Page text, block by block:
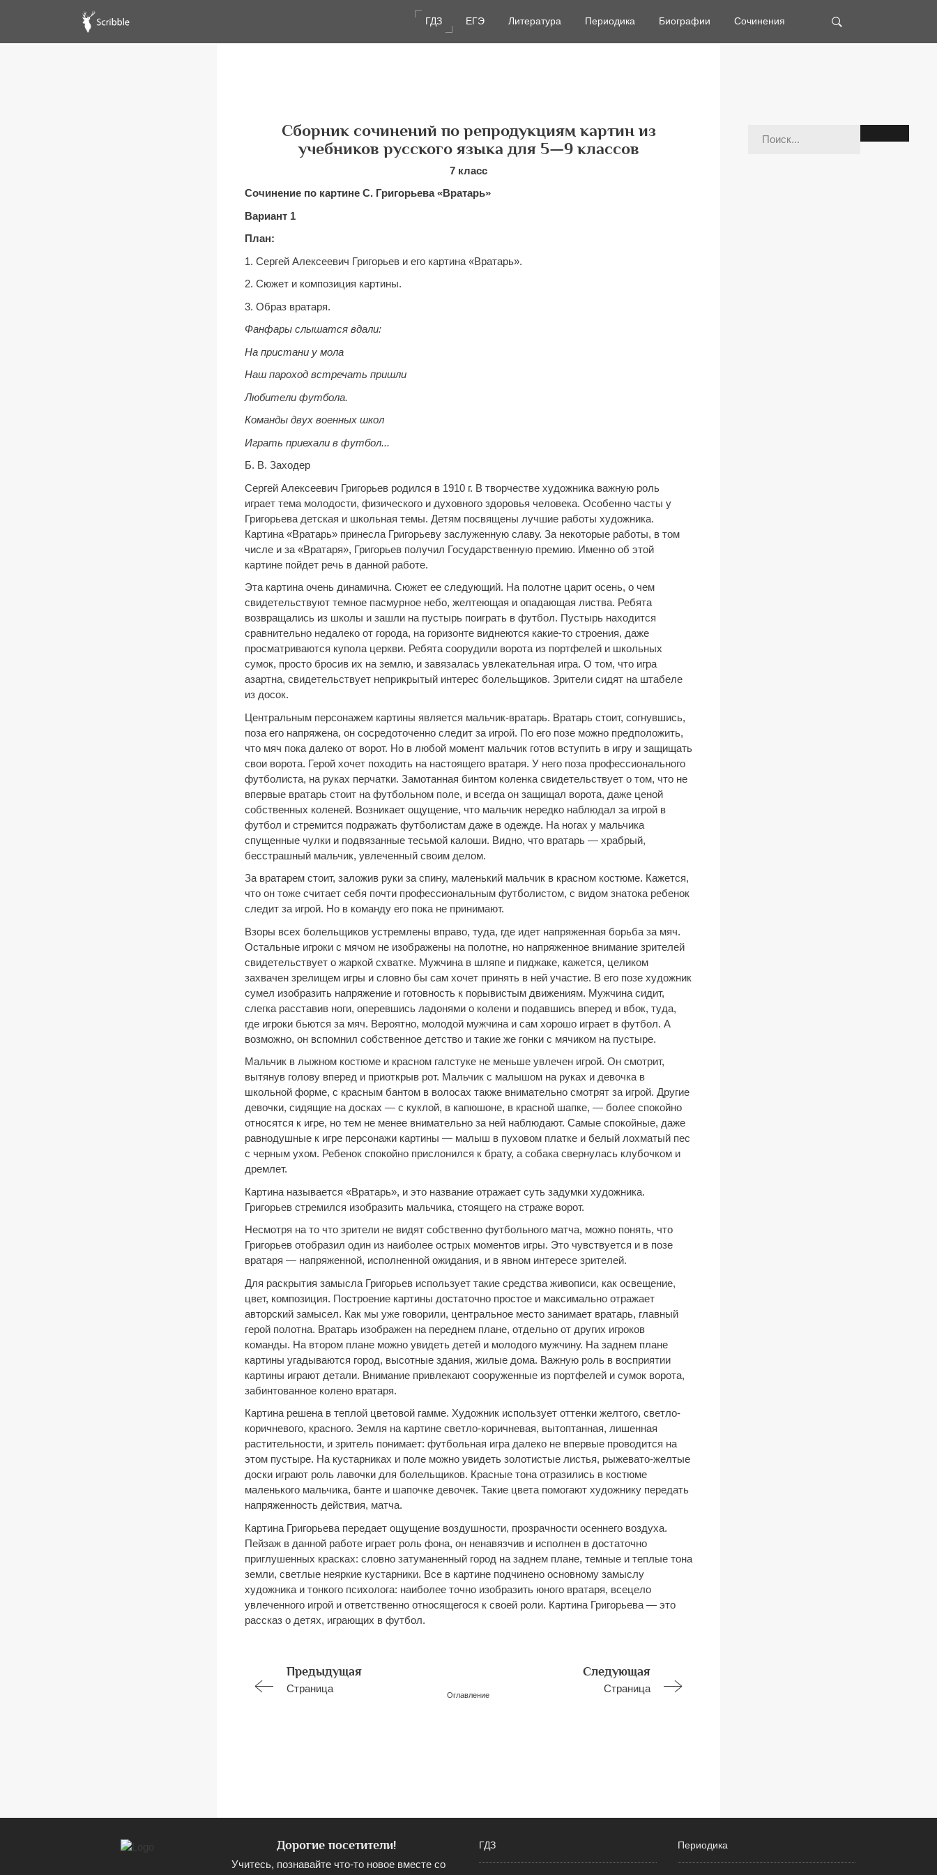
ГДЗ ЕГЭ Литература Периодика Биографии Сочинения
Сборник сочинений по репродукциям картин из
учебников русского языка для 5—9 классов
7 класс
Сочинение по картине С. Григорьева «Вратарь»
Вариант 1
План:
1. Сергей Алексеевич Григорьев и его картина «Вратарь».
2. Сюжет и композиция картины.
3. Образ вратаря.
Фанфары слышатся вдали:
На пристани у мола
Наш пароход встречать пришли
Любители футбола.
Команды двух военных школ
Играть приехали в футбол...
Б. В. Заходер
Сергей Алексеевич Григорьев родился в 1910 г. В творчестве художника важную роль
играет тема молодости, физического и духовного здоровья человека. Особенно часты у
Григорьева детская и школьная темы. Детям посвящены лучшие работы художника.
Картина «Вратарь» принесла Григорьеву заслуженную славу. За некоторые работы, в том
числе и за «Вратаря», Григорьев получил Государственную премию. Именно об этой
картине пойдет речь в данной работе.
Эта картина очень динамична. Сюжет ее следующий. На полотне царит осень, о чем
свидетельствуют темное пасмурное небо, желтеющая и опадающая листва. Ребята
возвращались из школы и зашли на пустырь поиграть в футбол. Пустырь находится
сравнительно недалеко от города, на горизонте виднеются какие-то строения, даже
просматриваются купола церкви. Ребята соорудили ворота из портфелей и школьных
сумок, просто бросив их на землю, и завязалась увлекательная игра. О том, что игра
азартна, свидетельствует неприкрытый интерес болельщиков. Зрители сидят на штабеле
из досок.
Центральным персонажем картины является мальчик-вратарь. Вратарь стоит, согнувшись,
поза его напряжена, он сосредоточенно следит за игрой. По его позе можно предположить,
что мяч пока далеко от ворот. Но в любой момент мальчик готов вступить в игру и защищать
свои ворота. Герой хочет походить на настоящего вратаря. У него поза профессионального
футболиста, на руках перчатки. Замотанная бинтом коленка свидетельствует о том, что не
впервые вратарь стоит на футбольном поле, и всегда он защищал ворота, даже ценой
собственных коленей. Возникает ощущение, что мальчик нередко наблюдал за игрой в
футбол и стремится подражать футболистам даже в одежде. На ногах у мальчика
спущенные чулки и подвязанные тесьмой калоши. Видно, что вратарь — храбрый,
бесстрашный мальчик, увлеченный своим делом.
За вратарем стоит, заложив руки за спину, маленький мальчик в красном костюме. Кажется,
что он тоже считает себя почти профессиональным футболистом, с видом знатока ребенок
следит за игрой. Но в команду его пока не принимают.
Взоры всех болельщиков устремлены вправо, туда, где идет напряженная борьба за мяч.
Остальные игроки с мячом не изображены на полотне, но напряженное внимание зрителей
свидетельствует о жаркой схватке. Мужчина в шляпе и пиджаке, кажется, целиком
захвачен зрелищем игры и словно бы сам хочет принять в ней участие. В его позе художник
сумел изобразить напряжение и готовность к порывистым движениям. Мужчина сидит,
слегка расставив ноги, оперевшись ладонями о колени и подавшись вперед и вбок, туда,
где игроки бьются за мяч. Вероятно, молодой мужчина и сам хорошо играет в футбол. А
возможно, он вспомнил собственное детство и такие же гонки с мячиком на пустыре.
Мальчик в лыжном костюме и красном галстуке не меньше увлечен игрой. Он смотрит,
вытянув голову вперед и приоткрыв рот. Мальчик с малышом на руках и девочка в
школьной форме, с красным бантом в волосах также внимательно смотрят за игрой. Другие
девочки, сидящие на досках — с куклой, в капюшоне, в красной шапке, — более спокойно
относятся к игре, но тем не менее внимательно за ней наблюдают. Самые спокойные, даже
равнодушные к игре персонажи картины — малыш в пуховом платке и белый лохматый пес
с черным ухом. Ребенок спокойно прислонился к брату, а собака свернулась клубочком и
дремлет.
Картина называется «Вратарь», и это название отражает суть задумки художника.
Григорьев стремился изобразить мальчика, стоящего на страже ворот.
Несмотря на то что зрители не видят собственно футбольного матча, можно понять, что
Григорьев отобразил один из наиболее острых моментов игры. Это чувствуется и в позе
вратаря — напряженной, исполненной ожидания, и в явном интересе зрителей.
Для раскрытия замысла Григорьев использует такие средства живописи, как освещение,
цвет, композиция. Построение картины достаточно простое и максимально отражает
авторский замысел. Как мы уже говорили, центральное место занимает вратарь, главный
герой полотна. Вратарь изображен на переднем плане, отдельно от других игроков
команды. На втором плане можно увидеть детей и молодого мужчину. На заднем плане
картины угадываются город, высотные здания, жилые дома. Важную роль в восприятии
картины играют детали. Внимание привлекают сооруженные из портфелей и сумок ворота,
забинтованное колено вратаря.
Картина решена в теплой цветовой гамме. Художник использует оттенки желтого, светло-
коричневого, красного. Земля на картине светло-коричневая, вытоптанная, лишенная
растительности, и зритель понимает: футбольная игра далеко не впервые проводится на
этом пустыре. На кустарниках и поле можно увидеть золотистые листья, рыжевато-желтые
доски играют роль лавочки для болельщиков. Красные тона отразились в костюме
маленького мальчика, банте и шапочке девочек. Такие цвета помогают художнику передать
напряженность действия, матча.
Картина Григорьева передает ощущение воздушности, прозрачности осеннего воздуха.
Пейзаж в данной работе играет роль фона, он ненавязчив и исполнен в достаточно
приглушенных красках: словно затуманенный город на заднем плане, темные и теплые тона
земли, светлые неяркие кустарники. Все в картине подчинено основному замыслу
художника и тонкого психолога: наиболее точно изобразить юного вратаря, всецело
увлеченного игрой и ответственно относящегося к своей роли. Картина Григорьева — это
рассказ о детях, играющих в футбол.
Предыдущая
Страница
Следующая
Страница
Оглавление
Дорогие посетители!
Учитесь, познавайте что-то новое вместе со
ГДЗ Периодика